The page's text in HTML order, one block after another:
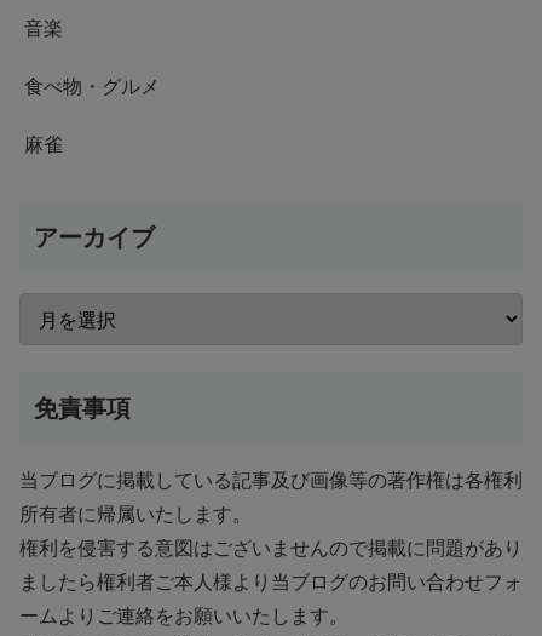
音楽
食べ物・グルメ
麻雀
アーカイブ
免責事項
当ブログに掲載している記事及び画像等の著作権は各権利
所有者に帰属いたします。
権利を侵害する意図はございませんので掲載に問題があり
ましたら権利者ご本人様より当ブログのお問い合わせフォ
ームよりご連絡をお願いいたします。